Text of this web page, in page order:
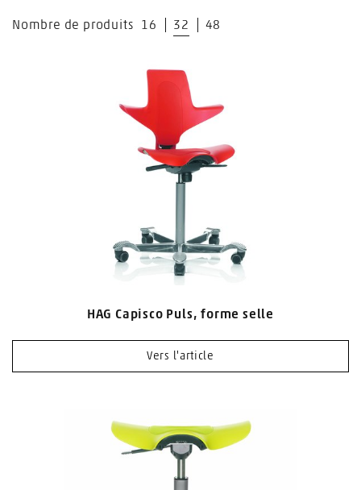
Nombre de produits 16 32 48
HAG Capisco Puls, forme selle
Vers l'article